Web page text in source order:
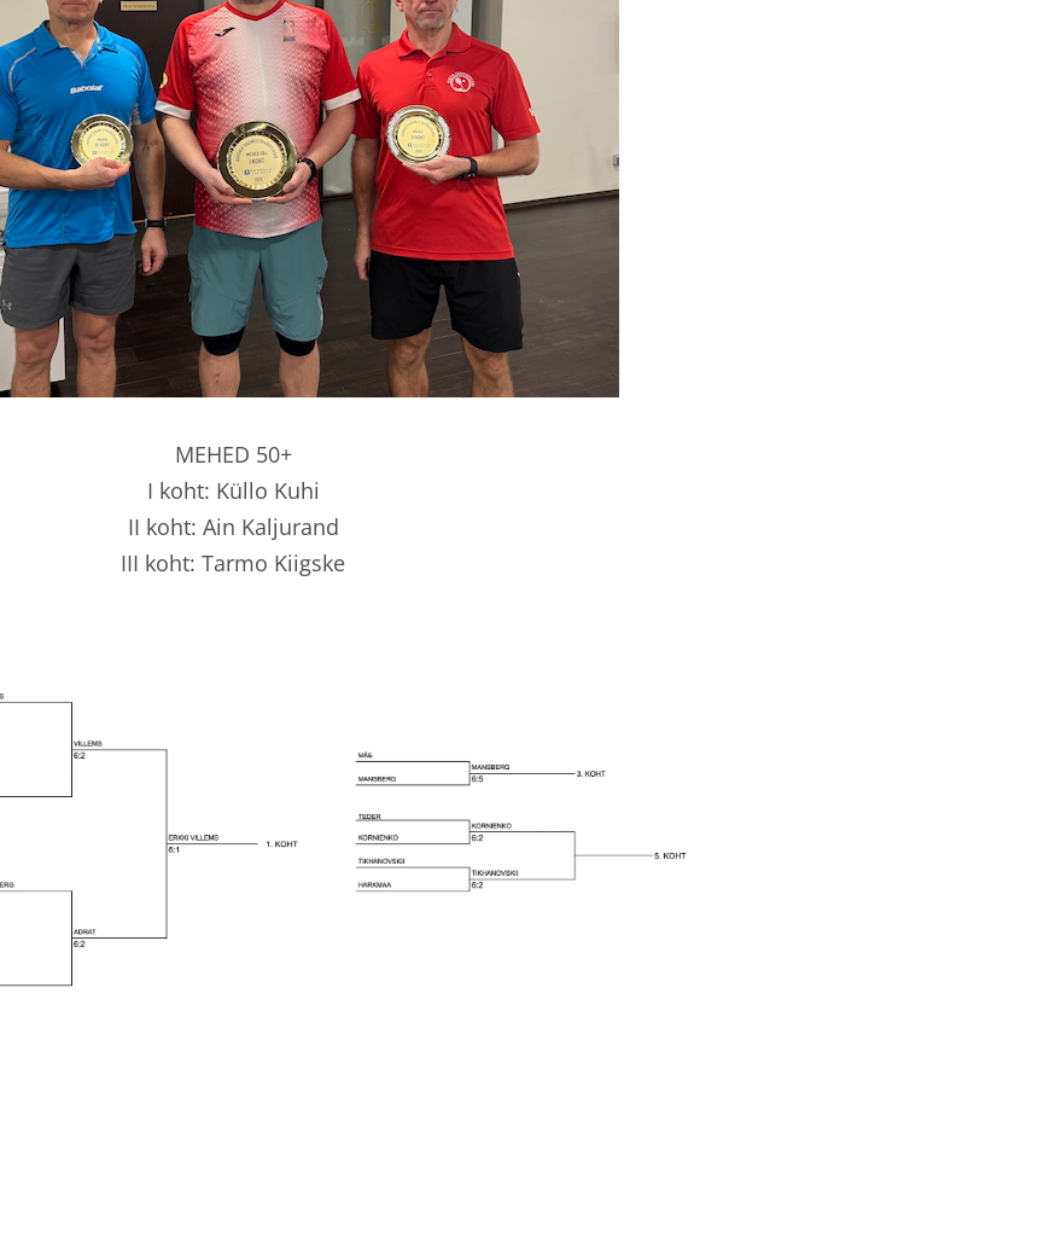
MEHED 50+
I koht: Küllo Kuhi
II koht: Ain Kaljurand
III koht: Tarmo Kiigske